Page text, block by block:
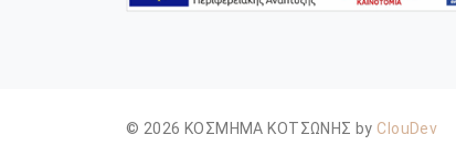
© 2026 ΚΟΣΜΗΜΑ ΚΟΤΣΩΝΗΣ by ClouDev